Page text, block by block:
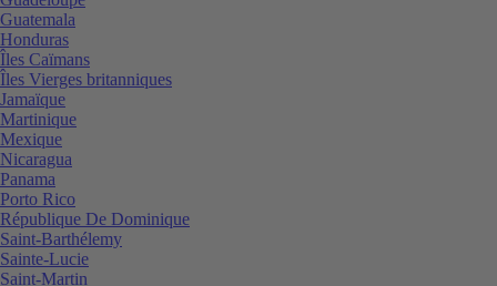
Guatemala
Honduras
Îles Caïmans
Îles Vierges britanniques
Jamaïque
Martinique
Mexique
Nicaragua
Panama
Porto Rico
République De Dominique
Saint-Barthélemy
Sainte-Lucie
Saint-Martin